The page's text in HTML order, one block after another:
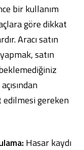
bir kullanım
göre dikkat
Aracı satın
satın
edilmesi gereken
Hasar kaydı